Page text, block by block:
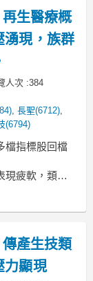
(-6.17%) 等多
幅擴大。這反
再生醫療概
湧現，族群
人次 :384
, 長聖(6712),
(6794)
檔指標股回檔
現疲軟，類股
如長聖、北
後，市場進入
轉往觀望，導
傳產生技類
力顯現